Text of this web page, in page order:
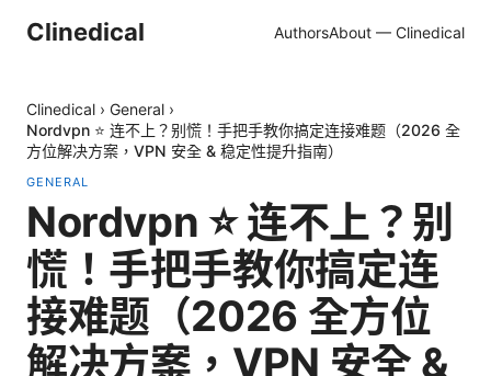
Clinedical AuthorsAbout — Clinedical
Clinedical › General ›
Nordvpn ⭐ 连不上？别慌！手把手教你搞定连接难题（2026 全
方位解决方案，VPN 安全 & 稳定性提升指南）
GENERAL
Nordvpn ⭐ 连不上？别
慌！手把手教你搞定连
接难题（2026 全方位
解决方案，VPN 安全 &